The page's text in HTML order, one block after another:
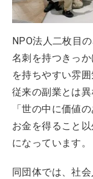
NPO法人二枚目
名刺を持つきっ
を持ちやすい雰
従来の副業とは
「世の中に価値
お金を得ること
になっています。
同団体では、社